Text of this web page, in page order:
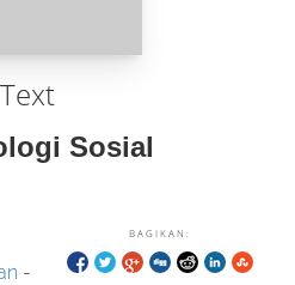
Text
Sosial
BAGIKAN:
-